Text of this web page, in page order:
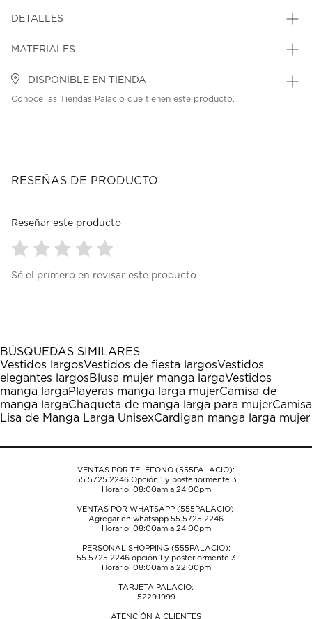
DETALLES
MATERIALES
DISPONIBLE EN TIENDA
Conoce las Tiendas Palacio que tienen este producto.
RESEÑAS DE PRODUCTO
Reseñar este producto
para
1
estrella
Esta
acción
abrirá
el
formulario
envío.
para
estrellas.
Esta
acción
abrirá
el
formulario
envío.
para
estrellas.
Esta
acción
abrirá
el
formulario
envío.
para
estrellas.
Esta
acción
abrirá
el
formulario
envío.
para
estrellas.
Esta
acción
abrirá
el
formulario
envío.
Sé el primero en revisar este producto
BÚSQUEDAS SIMILARES
Vestidos largosVestidos de fiesta largosVestidos
elegantes largosBlusa mujer manga largaVestidos
manga largaPlayeras manga larga mujerCamisa de
manga largaChaqueta de manga larga para mujerCamisa
Lisa de Manga Larga UnisexCardigan manga larga mujer
VENTAS POR TELÉFONO (555PALACIO):
55.5725.2246Opción 1 y posteriormente 3
Horario: 08:00am a 24:00pm
VENTAS POR WHATSAPP (555PALACIO):
Agregar en whatsapp 55.5725.2246
Horario: 08:00am a 24:00pm
PERSONAL SHOPPING (555PALACIO):
55.5725.2246opción 1 y posteriormente 3
Horario: 08:00am a 22:00pm
TARJETA PALACIO:
5229.1999
ATENCIÓN A CLIENTES